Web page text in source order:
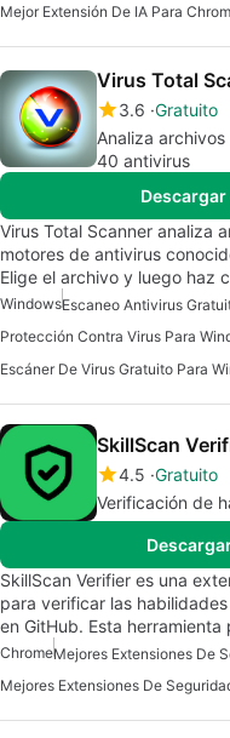
Mejor Extensión De IA Para
Virus Total
3.6 Gratuito
Analiza
40 antivirus
Virus Total Scanner analiza
motores de antivirus
Elige el archivo y luego haz
Windows
Protección Contra Virus Para
SkillScan
4.5 Gratuito
Verificación de
SkillScan Verifier es una
para verificar las
en GitHub. Esta
Chrome